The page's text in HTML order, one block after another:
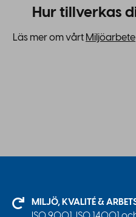
Hur tillverkas
Läs mer om vårt Miljöarbete
MILJÖ, KVALITÉ &